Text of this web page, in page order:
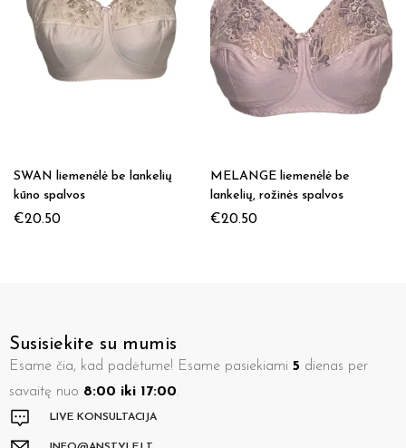
SWAN liemenėlė be lankelių
kūno spalvos
€20.50
MELANGE liemenėlė be
lankelių, rožinės spalvos
€20.50
Susisiekite su mumis
Esame čia, kad padėtume! Esame pasiekiami 5 dienas per
savaitę nuo 8:00 iki 17:00.
LIVE KONSULTACIJA